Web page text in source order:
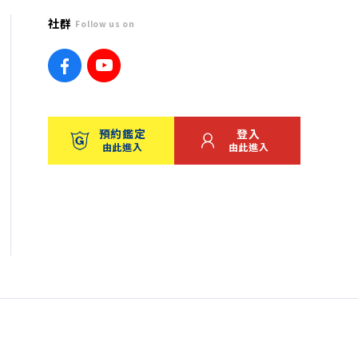
社群 Follow us on
預約鑑定
由此進入
登入
由此進入